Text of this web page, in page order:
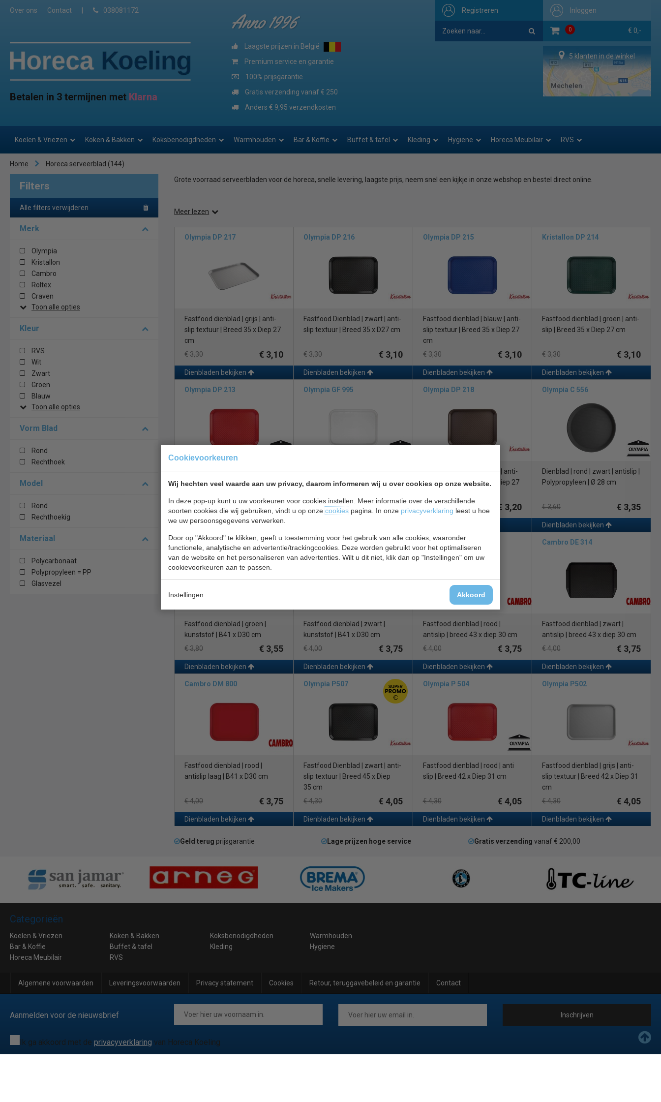
Cookievoorkeuren
Wij hechten veel waarde aan uw privacy, daarom informeren wij u over cookies op onze website.
In deze pop-up kunt u uw voorkeuren voor cookies instellen. Meer informatie over de verschillende
soorten cookies die wij gebruiken, vindt u op onzecookiespagina. In onze privacyverklaring leest u hoe
we uw persoonsgegevens verwerken.
Door op "Akkoord" te klikken, geeft u toestemming voor het gebruik van alle cookies, waaronder
functionele, analytische en advertentie/trackingcookies. Deze worden gebruikt voor het optimaliseren
van de website en het personaliseren van advertenties. Wilt u dit niet, klik dan op "Instellingen" om uw
cookievoorkeuren aan te passen.
Instellingen Akkoord
Over ons Contact 038081172 Inloggen
0 € 0,-
Registreren
Betalen in 3 termijnen met Klarna
Anno 1996
Laagste prijzen in België
Premium service en garantie
100% prijsgarantie
Gratis verzending vanaf € 250
Anders € 9,95 verzendkosten
5 klanten in de winkel
Koelen & Vriezen Koken & Bakken Koksbenodigdheden Warmhouden Bar & Koffie Buffet & tafel Kleding Hygiene Horeca Meubilair RVS
Home Horeca serveerblad (144)
Filters
Alle filters verwijderen
Merk
Olympia
Kristallon
Cambro
Roltex
Craven
Toon alle opties
Kleur
RVS
Wit
Zwart
Groen
Blauw
Toon alle opties
Vorm Blad
Rond
Rechthoek
Model
Rond
Rechthoekig
Materiaal
Polycarbonaat
Polypropyleen = PP
Glasvezel
Grote voorraad serveerbladen voor de horeca, snelle levering, laagste prijs, neem snel een kijkje in onze webshop en bestel direct online.
Meer lezen
Olympia DP 217
Fastfood dienblad | grijs | anti-
slip textuur | Breed 35 x Diep 27
cm
€ 3,30
€ 3,10
Dienbladen bekijken
Olympia DP 216
Fastfood Dienblad | zwart | anti-
slip textuur | Breed 35 x D27 cm
€ 3,30 € 3,10
Dienbladen bekijken
Olympia DP 215
Fastfood dienblad | blauw | anti-
slip textuur | Breed 35 x Diep 27
cm
€ 3,30
€ 3,10
Dienbladen bekijken
Kristallon DP 214
Fastfood dienblad | groen | anti-
slip | Breed 35 x Diep 27 cm
€ 3,30 € 3,10
Dienbladen bekijken
Olympia DP 213
Fastfood dienblad | rood | anti
slip | Breed 35 x Diep 27 cm
€ 3,30 € 3,10
Dienbladen bekijken
Olympia GF 995
Fastfood dienblad | wit | anti-slip
textuur | Breed 35 x Diep 27 cm
€ 3,20
Olympia DP 218
Fastfood dienblad | bruin | anti-
slip textuur | Breed 35 x Diep 27
€ 3,40
€ 3,20
Olympia C 556
Dienblad | rond | zwart | antislip |
Polypropyleen | Ø 28 cm
€ 3,60 € 3,35
Dienbladen bekijken
Cambro DE 313
Fastfood dienblad | groen |
kunststof | B41 x D30 cm
€ 3,80
€ 3,55
Dienbladen bekijken
Cambro DE 312
Fastfood dienblad | zwart |
kunststof | B41 x D30 cm
€ 4,00
€ 3,75
Dienbladen bekijken
Cambro DE 315
Fastfood dienblad | rood |
antislip | breed 43 x diep 30 cm
€ 4,00
€ 3,75
Dienbladen bekijken
Cambro DE 314
Fastfood dienblad | zwart |
antislip | breed 43 x diep 30 cm
€ 4,00
€ 3,75
Dienbladen bekijken
Cambro DM 800
Fastfood dienblad | rood |
antislip laag | B41 x D30 cm
€ 4,00 € 3,75
Dienbladen bekijken
Olympia P507
Fastfood Dienblad | zwart | anti-
slip textuur | Breed 45 x Diep
35 cm
€ 4,30
€ 4,05
Dienbladen bekijken
Olympia P 504
Fastfood dienblad | rood | anti
slip | Breed 42 x Diep 31 cm
€ 4,30 € 4,05
Dienbladen bekijken
Olympia P502
Fastfood dienblad | grijs | anti-
slip textuur | Breed 42 x Diep 31
cm
€ 4,30
€ 4,05
Dienbladen bekijken
Geld terug prijsgarantie Lage prijzen hoge service Gratis verzending vanaf € 200,00
Categorieën
Koelen & Vriezen Koken & Bakken Koksbenodigdheden
Warmhouden
Bar & Koffie
Buffet & tafel Kleding
Hygiene
Horeca Meubilair
RVS
Algemene voorwaarden Leveringsvoorwaarden Privacy statement Cookies Retour, teruggavebeleid en garantie Contact
Aanmelden voor de nieuwsbrief Inschrijven
Ik ga akkoord met de privacyverklaring van Horeca Koeling